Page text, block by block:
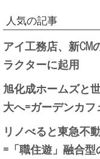
人気の記事
アイ工務店、新
ラクターに起用
旭化成ホームズと
大へ=ガーデンカ
リノべると東急不
=「職住遊」融合